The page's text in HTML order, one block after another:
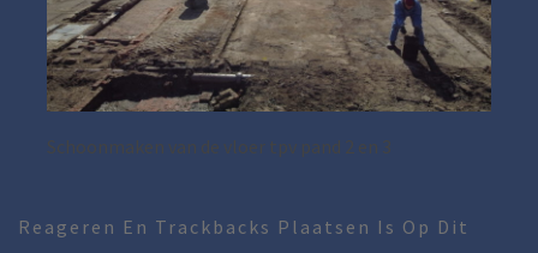
Schoonmaken van de vloer tpv pand 2 en 3
Reageren En Trackbacks Plaatsen Is Op Dit